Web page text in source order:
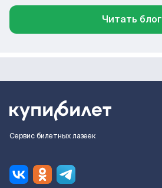
Читать блог
Сервис билетных лазеек